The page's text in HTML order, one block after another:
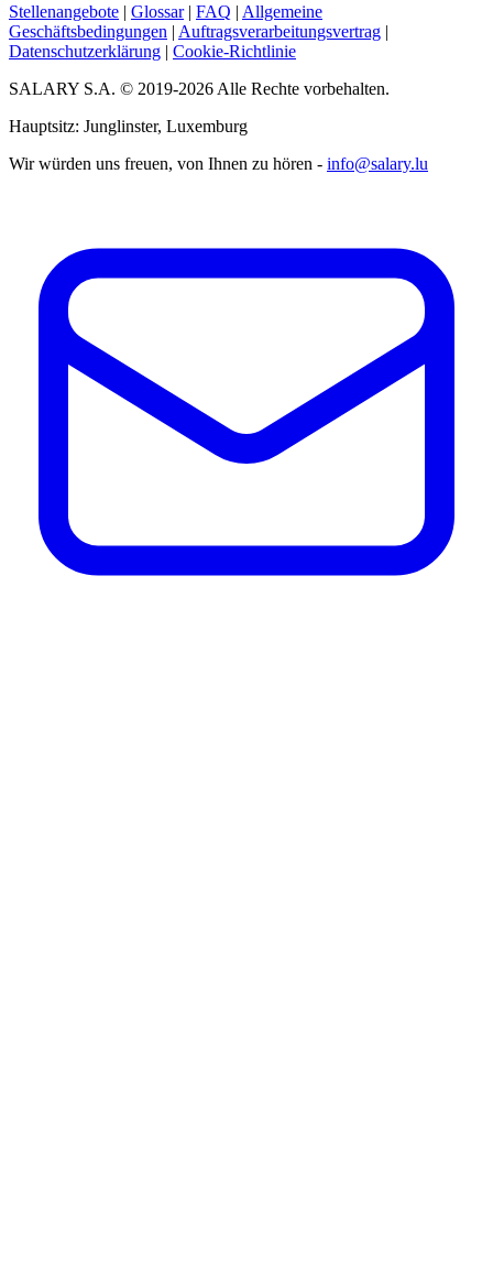
Stellenangebote | Glossar| FAQ | Allgemeine
Geschäftsbedingungen | Auftragsverarbeitungsvertrag |
Datenschutzerklärung | Cookie-Richtlinie
SALARY S.A. © 2019-2026 Alle Rechte vorbehalten.
Hauptsitz: Junglinster, Luxemburg
Wir würden uns freuen, von Ihnen zu hören - info@salary.lu